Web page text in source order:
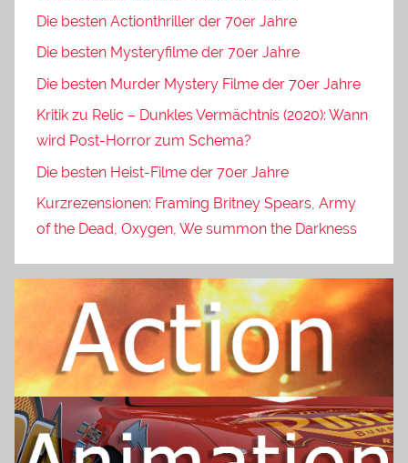
Die besten Actionthriller der 70er Jahre
Die besten Mysteryfilme der 70er Jahre
Die besten Murder Mystery Filme der 70er Jahre
Kritik zu Relic – Dunkles Vermächtnis (2020): Wann
wird Post-Horror zum Schema?
Die besten Heist-Filme der 70er Jahre
Kurzrezensionen: Framing Britney Spears, Army
of the Dead, Oxygen, We summon the Darkness